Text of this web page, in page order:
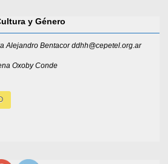
y Género
Alejandro Bentacor ddhh@cepetel.org.ar
Oxoby Conde